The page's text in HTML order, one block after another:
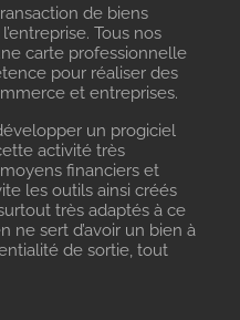
de biens
Tous nos
carte professionnelle
pour réaliser des
et entreprises.
un progiciel
activité très
financiers et
les outils ainsi créés
très adaptés à ce
ne sert d’avoir un bien à
de sortie, tout